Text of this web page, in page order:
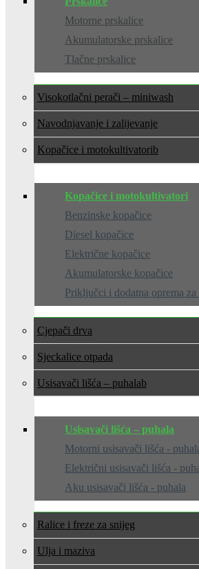
Motorne prskalice
Akumulatorske prskalice
Tlačne prskalice
Visokotlačni perači – miniwash
Navodnjavanje i zalijevanje
Kopačice i motokultivatori
Kopačice i motokultivatori
Benzinske kopačice
Diesel kopačice
Električne kopačice
Akumulatorske kopačice
Priključci i dodatna oprema za
Cjepači drva
Sjeckalice otpada
Usisavači lišća – puhala
Usisavači lišća – puhala
Motorni usisavači lišća -
Električni usisavači lišća -
Aku usisavači lišća - puhala
Ralice i freze za snijeg
Ulja i maziva